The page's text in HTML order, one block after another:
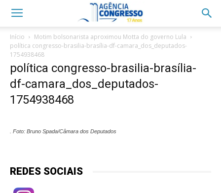
Início
Motim bolsonarista aproximou Motta do governo Lula
política congresso-brasilia-brasília-df-camara_dos_deputados-
1754938468
política congresso-brasilia-brasília-
df-camara_dos_deputados-
1754938468
. Foto: Bruno Spada/Câmara dos Deputados
REDES SOCIAIS